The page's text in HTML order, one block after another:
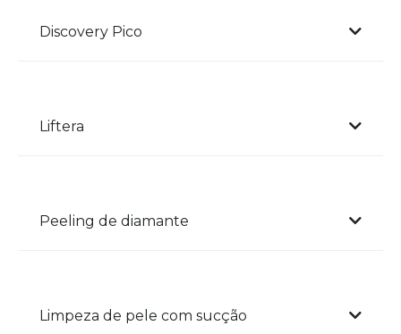
Discovery Pico
Liftera
Peeling de diamante
Limpeza de pele com sucção